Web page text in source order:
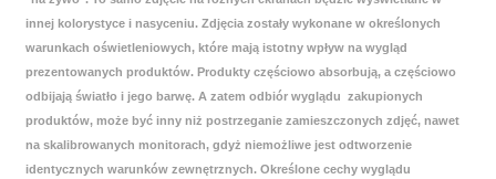
innej kolorystyce i nasyceniu. Zdjęcia zostały wykonane w określonych
warunkach oświetleniowych, które mają istotny wpływ na wygląd
prezentowanych produktów. Produkty częściowo absorbują, a częściowo
odbijają światło i jego barwę. A zatem odbiór wyglądu zakupionych
produktów, może być inny niż postrzeganie zamieszczonych zdjęć, nawet
na skalibrowanych monitorach, gdyż niemożliwe jest odtworzenie
identycznych warunków zewnętrznych. Określone cechy wyglądu